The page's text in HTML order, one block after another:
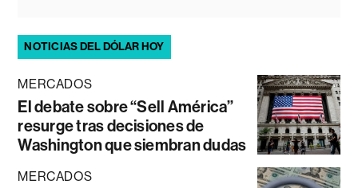
NOTICIAS DEL DÓLAR HOY
MERCADOS
El debate sobre “Sell América”
resurge tras decisiones de
Washington que siembran dudas
MERCADOS